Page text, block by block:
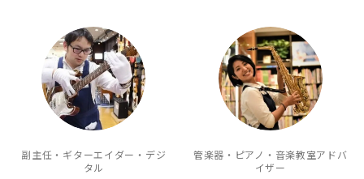
副主任・ギターエイダー・デジ
タル
管楽器・ピアノ・音楽教室アドバ
イザー